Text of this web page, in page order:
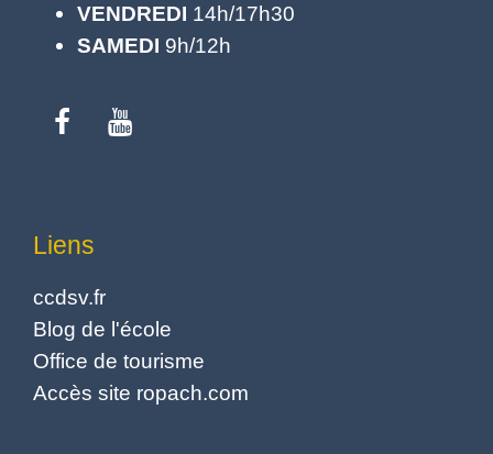
VENDREDI 14h/17h30
SAMEDI 9h/12h
Liens
ccdsv.fr
Blog de l'école
Office de tourisme
Accès site ropach.com